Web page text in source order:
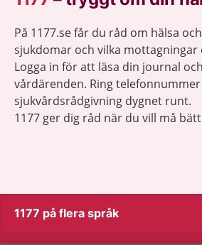
På 1177.se får du råd om hälsa
sjukdomar och vilka mottagningar
Logga in för att läsa din journal
vårdärenden. Ring
sjukvårdsrådgivning dygnet runt.
1177 ger dig råd när du vill må
1177 på flera språk